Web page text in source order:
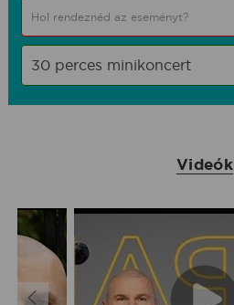
Hol rendeznéd az eseményt?
30 perces minikoncert
Videók